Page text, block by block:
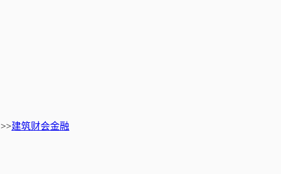
>>建筑财会金融